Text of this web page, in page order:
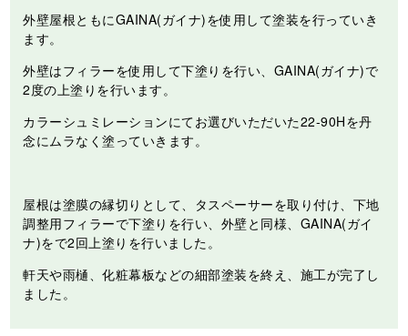
外壁屋根ともにGAINA(ガイナ)を使用して塗装を行っていき
ます。
外壁はフィラーを使用して下塗りを行い、GAINA(ガイナ)で
2度の上塗りを行います。
カラーシュミレーションにてお選びいただいた22-90Hを丹
念にムラなく塗っていきます。
屋根は塗膜の縁切りとして、タスペーサーを取り付け、下地
調整用フィラーで下塗りを行い、外壁と同様、GAINA(ガイ
ナ)をで2回上塗りを行いました。
軒天や雨樋、化粧幕板などの細部塗装を終え、施工が完了し
ました。